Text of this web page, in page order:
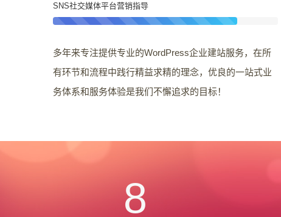
SNS社交媒体平台营销指导
多年来专注提供专业的WordPress企业建站服务，在所
有环节和流程中践行精益求精的理念，优良的一站式业
务体系和服务体验是我们不懈追求的目标！
8